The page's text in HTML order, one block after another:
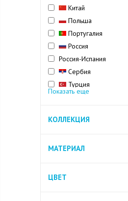
Китай
Польша
Португалия
Россия
Россия-Испания
Сербия
Турция
Финляндия
Чехия
Показать еще
КОЛЛЕКЦИЯ
МАТЕРИАЛ
ЦВЕТ